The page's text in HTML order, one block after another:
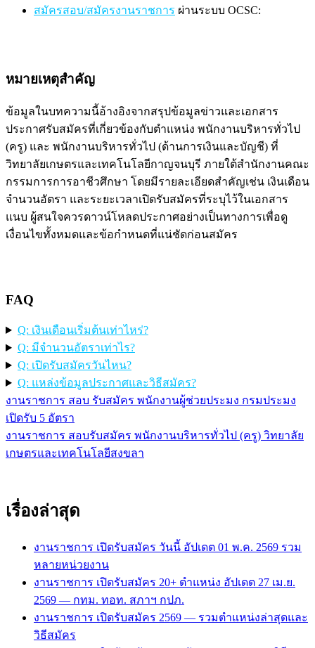
สมัครสอบ/สมัครงานราชการ ผ่านระบบ OCSC:
หมายเหตุสำคัญ
ข้อมูลในบทความนี้อ้างอิงจากสรุปข้อมูลข่าวและเอกสาร
ประกาศรับสมัครที่เกี่ยวข้องกับตำแหน่ง พนักงานบริหารทั่วไป
(ครู) และ พนักงานบริหารทั่วไป (ด้านการเงินและบัญชี) ที่
วิทยาลัยเกษตรและเทคโนโลยีกาญจนบุรี ภายใต้สำนักงานคณะ
กรรมการการอาชีวศึกษา โดยมีรายละเอียดสำคัญเช่น เงินเดือน
จำนวนอัตรา และระยะเวลาเปิดรับสมัครที่ระบุไว้ในเอกสาร
แนบ ผู้สนใจควรดาวน์โหลดประกาศอย่างเป็นทางการเพื่อดู
เงื่อนไขทั้งหมดและข้อกำหนดที่แน่ชัดก่อนสมัคร
FAQ
Q: เงินเดือนเริ่มต้นเท่าไหร่?
Q: มีจำนวนอัตราเท่าไร?
Q: เปิดรับสมัครวันไหน?
Q: แหล่งข้อมูลประกาศและวิธีสมัคร?
แนะแนว
เรื่อง
งานราชการ สอบ รับสมัคร พนักงานผู้ช่วยประมง กรมประมง
เปิดรับ 5 อัตรา
งานราชการ สอบรับสมัคร พนักงานบริหารทั่วไป (ครู) วิทยาลัย
เกษตรและเทคโนโลยีสงขลา
เรื่องล่าสุด
งานราชการ เปิดรับสมัคร วันนี้ อัปเดต 01 พ.ค. 2569 รวม
หลายหน่วยงาน
งานราชการ เปิดรับสมัคร 20+ ตำแหน่ง อัปเดต 27 เม.ย.
2569 — กทม. ทอท. สภาฯ กปภ.
งานราชการ เปิดรับสมัคร 2569 — รวมตำแหน่งล่าสุดและ
วิธีสมัคร